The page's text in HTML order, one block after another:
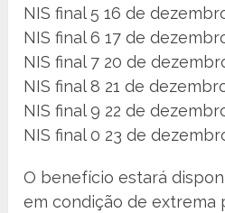
NIS final 5 16 de
NIS final 6 17 de
NIS final 7 20 de
NIS final 8 21 de
NIS final 9 22 de
NIS final 0 23 de
O benefício estará
em condição de extrema